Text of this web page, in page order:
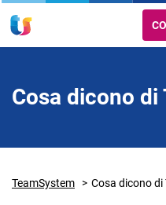
Cosa dicono di
TeamSystem Cosa dicono di